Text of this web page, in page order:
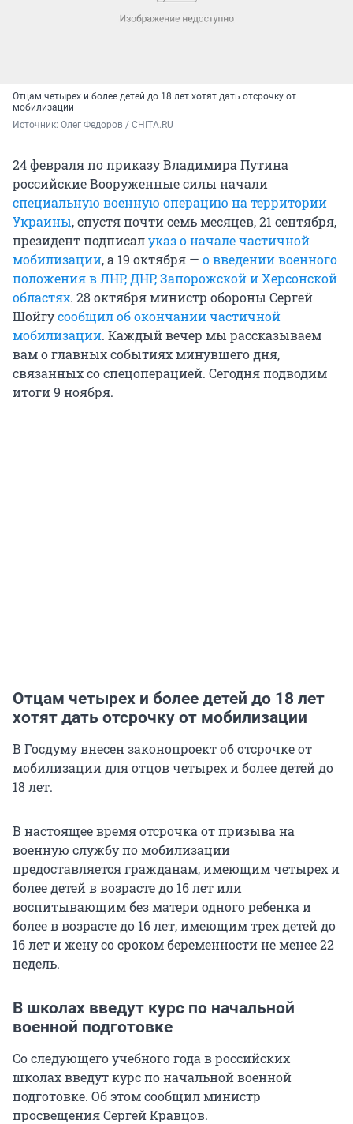
Отцам четырех и более детей до 18 лет хотят дать отсрочку от
мобилизации
Источник: Олег Федоров / CHITA.RU
24 февраля по приказу Владимира Путина
российские Вооруженные силы начали
специальную военную операцию на территории
Украины, спустя почти семь месяцев, 21 сентября,
президент подписалуказ о начале частичной
мобилизации, а 19 октября — о введении военного
положения в ЛНР, ДНР, Запорожской и Херсонской
областях. 28 октября министр обороны Сергей
Шойгусообщил об окончании частичной
мобилизации. Каждый вечер мы рассказываем
вам о главных событиях минувшего дня,
связанных со спецоперацией. Сегодня подводим
итоги 9 ноября.
Отцам четырех и более детей до 18 лет
хотят дать отсрочку от мобилизации
В Госдуму внесен законопроект об отсрочке от
мобилизации для отцов четырех и более детей до
18 лет.
В настоящее время отсрочка от призыва на
военную службу по мобилизации
предоставляется гражданам, имеющим четырех и
более детей в возрасте до 16 лет или
воспитывающим без матери одного ребенка и
более в возрасте до 16 лет, имеющим трех детей до
16 лет и жену со сроком беременности не менее 22
недель.
В школах введут курс по начальной
военной подготовке
Со следующего учебного года в российских
школах введут курс по начальной военной
подготовке. Об этом сообщил министр
просвещения Сергей Кравцов.